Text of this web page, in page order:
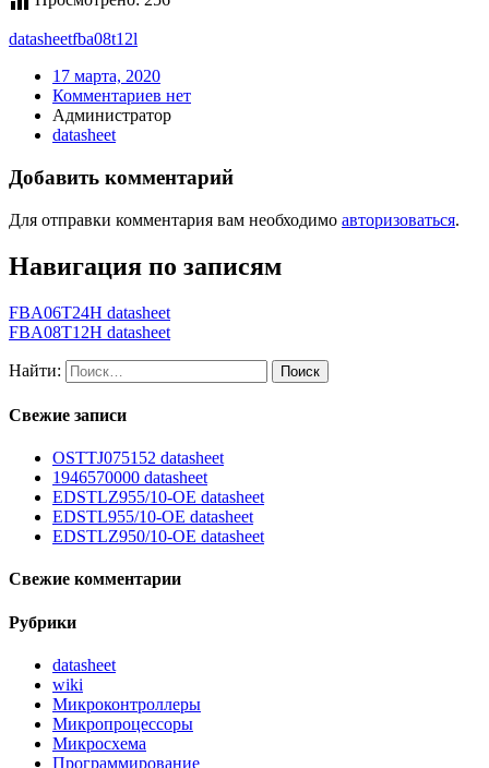
datasheetfba08t12l
17 марта, 2020
Комментариев нет
Администратор
datasheet
Добавить комментарий
Для отправки комментария вам необходимо авторизоваться.
Навигация по записям
FBA06T24H datasheet
FBA08T12H datasheet
Найти:
Свежие записи
OSTTJ075152 datasheet
1946570000 datasheet
EDSTLZ955/10-OE datasheet
EDSTL955/10-OE datasheet
EDSTLZ950/10-OE datasheet
Свежие комментарии
Рубрики
datasheet
wiki
Микроконтроллеры
Микропроцессоры
Микросхема
Программирование